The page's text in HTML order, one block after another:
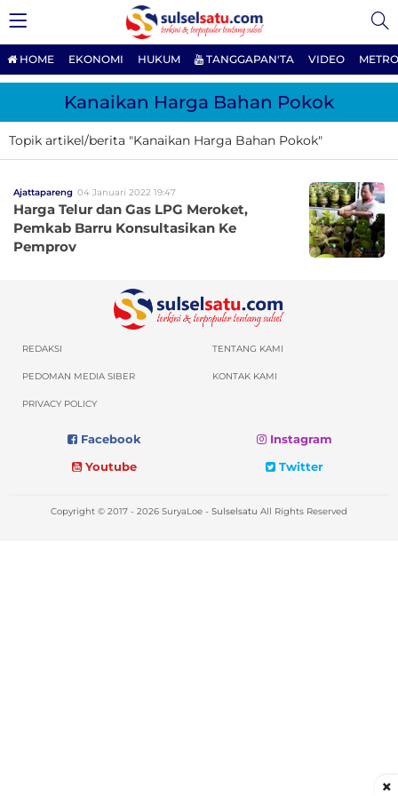
HOME EKONOMI HUKUM TANGGAPAN'TA VIDEO
Kanaikan Harga Bahan Pokok
Topik artikel/berita "Kanaikan Harga Bahan Pokok"
Ajattapareng 04 Januari 2022 19:47
Harga Telur dan Gas LPG Meroket,
Pemkab Barru Konsultasikan Ke
Pemprov
REDAKSI TENTANG KAMI
PEDOMAN MEDIA SIBER KONTAK KAMI
PRIVACY POLICY
Facebook
Instagram
Youtube
Twitter
Copyright © 2017 - 2026 SuryaLoe - Sulselsatu All Rights Reserved
×